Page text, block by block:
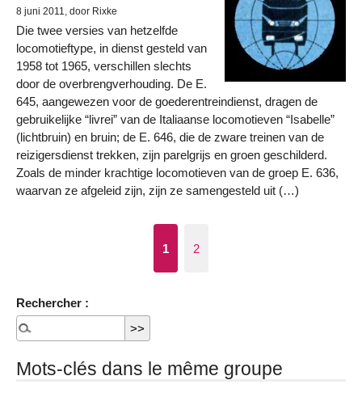
8 juni 2011, door Rixke
Die twee versies van hetzelfde
locomotieftype, in dienst gesteld van
1958 tot 1965, verschillen slechts
door de overbrengverhouding. De E.
645, aangewezen voor de goederentreindienst, dragen de
gebruikelijke “livrei” van de Italiaanse locomotieven “Isabelle”
(lichtbruin) en bruin; de E. 646, die de zware treinen van de
reizigersdienst trekken, zijn parelgrijs en groen geschilderd.
Zoals de minder krachtige locomotieven van de groep E. 636,
waarvan ze afgeleid zijn, zijn ze samengesteld uit (…)
1 2
Rechercher :
Mots-clés dans le même groupe